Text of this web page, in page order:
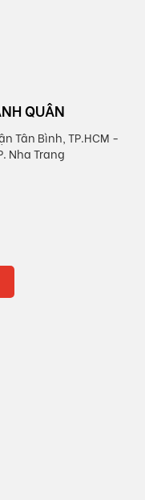
QUÂN
Tân Bình, TP.HCM -
Nha Trang